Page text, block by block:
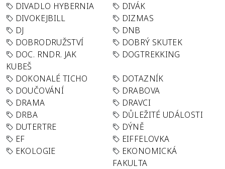
DIVADLO HYBERNIA
DIVÁK
DIVOKEJBILL
DIZMAS
DJ
DNB
DOBRODRUŽSTVÍ
DOBRÝ SKUTEK
DOC. RNDR. JAK
KUBEŠ
DOGTREKKING
DOKONALÉ TICHO
DOTAZNÍK
DOUČOVÁNÍ
DRABOVA
DRAMA
DRAVCI
DRBA
DŮLEŽITÉ UDÁLOSTI
DUTERTRE
DÝNĚ
EF
EIFFELOVKA
EKOLOGIE
EKONOMICKÁ
FAKULTA